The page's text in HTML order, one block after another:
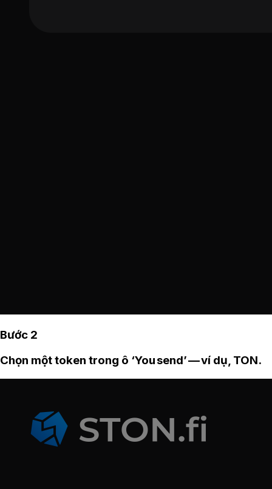
Bước 2
Chọn một token trong ô ‘You send’ — ví dụ, TON.